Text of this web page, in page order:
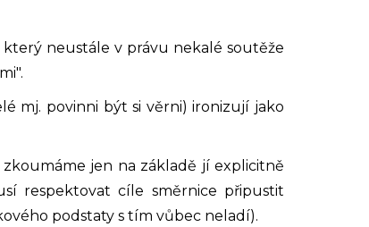
neustále v právu nekalé soutěže
mj. povinni být si věrni) ironizují jako
jen na základě jí explicitně
respektovat cíle směrnice připustit
podstaty s tím vůbec neladí).